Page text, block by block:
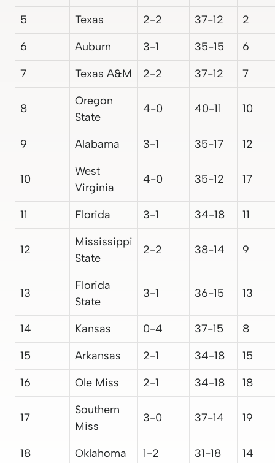
5
Texas 2-2 37-12
2
6
Auburn 3-1 35-15
6
7
Texas A&M 2-2 37-12 7
8
Oregon
State
4-0 40-11 10
9 Alabama 3-1 35-17 12
10
West
Virginia
4-0 35-12 17
11 Florida 3-1 34-18 11
12
Mississippi
State
2-2 38-14 9
13
Florida
State
3-1 36-15 13
14 Kansas 0-4 37-15
8
15
Arkansas 2-1 34-18
15
16
Ole Miss 2-1 34-18 18
17
Southern
Miss
3-0 37-14 19
18 Oklahoma 1-2 31-18 14